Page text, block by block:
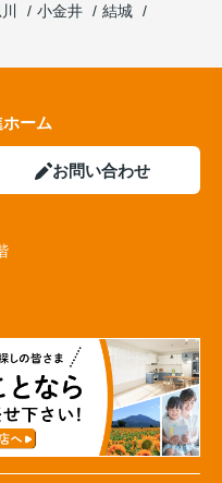
小金井
結城
ーム
お問い合わせ